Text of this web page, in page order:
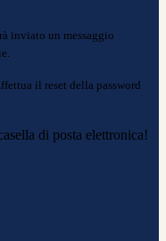
inviato un messaggio
il reset della password
di posta elettronica!